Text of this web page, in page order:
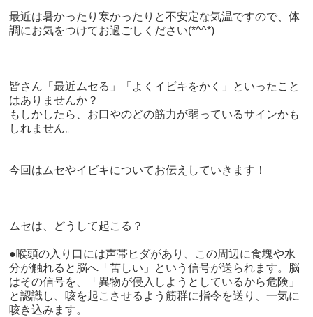
最近は暑かったり寒かったりと不安定な気温ですので、体
調にお気をつけてお過ごしください(*^^*)
皆さん「最近ムセる」「よくイビキをかく」といったこと
はありませんか？
もしかしたら、お口やのどの筋力が弱っているサインかも
しれません。
今回はムセやイビキについてお伝えしていきます！
ムセは、どうして起こる？
●喉頭の入り口には声帯ヒダがあり、この周辺に食塊や水
分が触れると脳へ「苦しい」という信号が送られます。脳
はその信号を、「異物が侵入しようとしているから危険」
と認識し、咳を起こさせるよう筋群に指令を送り、一気に
咳き込みます。